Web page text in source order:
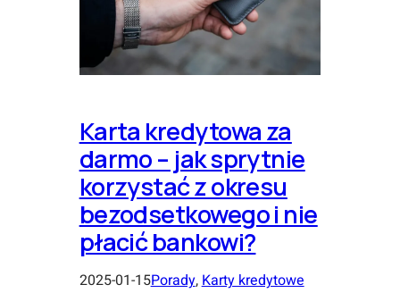
Karta kredytowa za
darmo – jak sprytnie
korzystać z okresu
bezodsetkowego i nie
płacić bankowi?
2025-01-15Porady, Karty kredytowe